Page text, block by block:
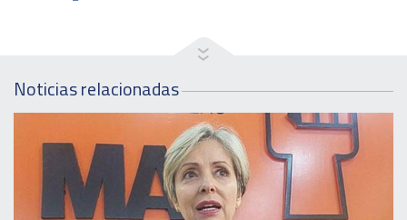
Noticias relacionadas